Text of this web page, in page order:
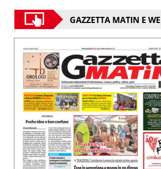
GAZZETTA MATIN E